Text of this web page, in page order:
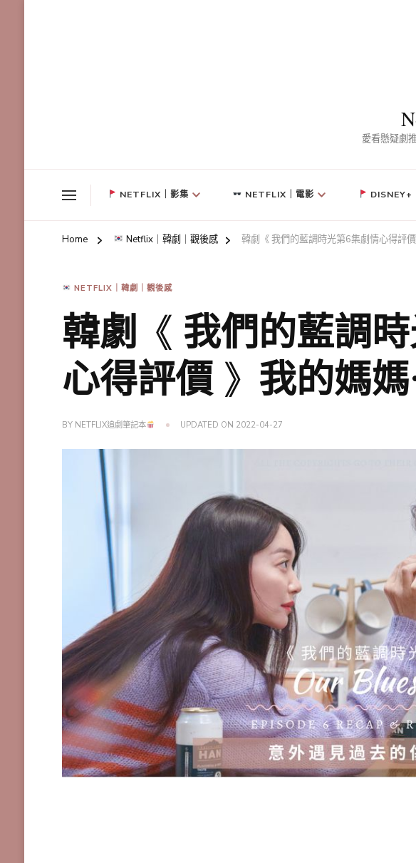
愛看懸疑劇
NETFLIX｜影集 NETFLIX｜電影 DISNEY+
Home Netflix｜韓劇｜觀後感 韓劇《 我們的藍調時光第6集劇情心得評
NETFLIX｜韓劇｜觀後感
韓劇《 我們的藍調
心得評價 》我的媽
BY NETFLIX追劇筆記本 UPDATED ON 2022-04-27